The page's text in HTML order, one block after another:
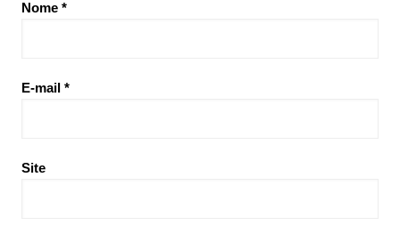
Nome *
E-mail *
Site